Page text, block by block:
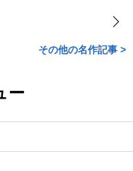
その他の名作記事 >
ー